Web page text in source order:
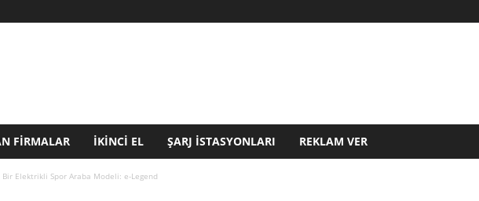
FIRMALAR İKINCI EL ŞARJ İSTASYONLARI REKLAM VER
Bir Elektrikli Spor Araba Modeli: e-Legend